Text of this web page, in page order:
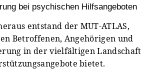
bei psychischen Hilfsangeboten
entstand der MUT-ATLAS,
Betroffenen, Angehörigen und
in der vielfältigen Landschaft
bietet.